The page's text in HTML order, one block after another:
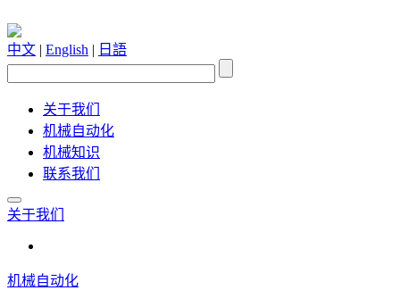
中文 | English | 日語
关于我们
机械自动化
机械知识
联系我们
关于我们
机械自动化